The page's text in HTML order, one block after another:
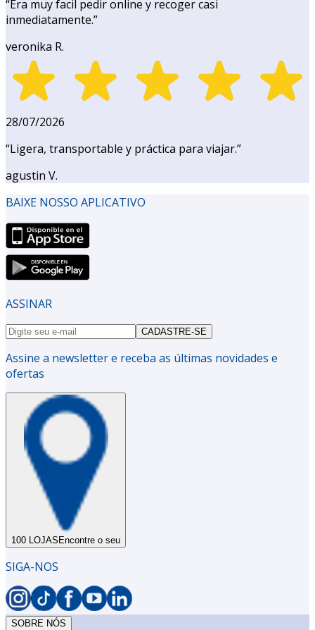
“Era muy facil pedir online y recoger casi
inmediatamente.”
veronika R.
28/07/2026
“Ligera, transportable y práctica para viajar.”
agustin V.
BAIXE NOSSO APLICATIVO
ASSINAR
CADASTRE-SE
Assine a newsletter e receba as últimas novidades e
ofertas
100 LOJAS Encontre o seu
SIGA-NOS
SOBRE NÓS